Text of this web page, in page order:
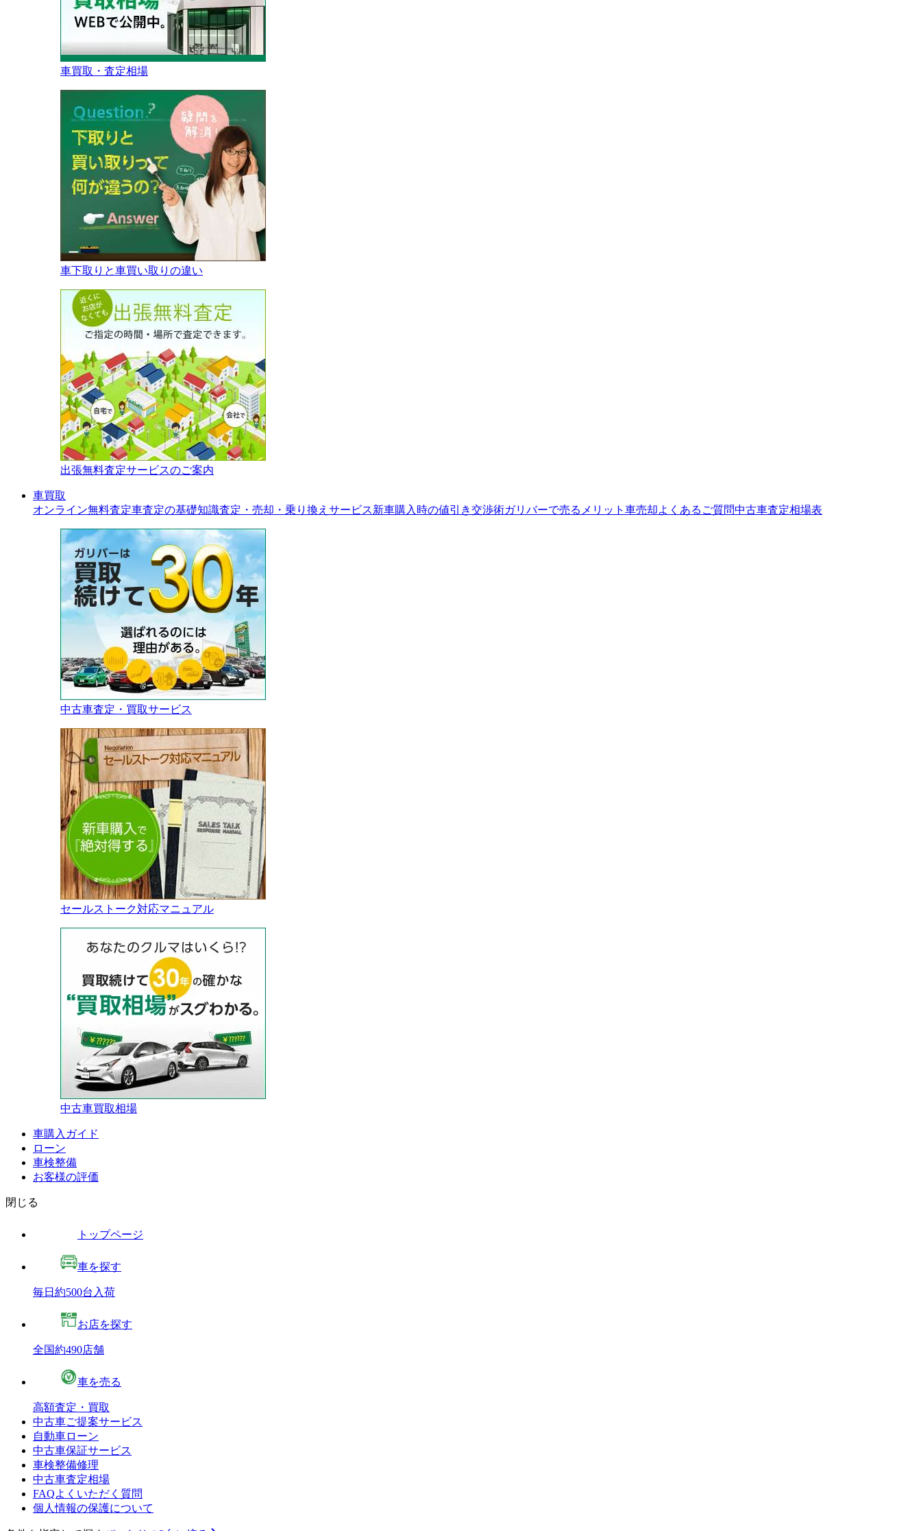
車買取・査定相場
車下取りと車買い取りの違い
出張無料査定サービスのご案内
車買取
オンライン無料査定車査定の基礎知識査定・売却・乗り換えサービス新車購入時の値引き交渉術ガリバーで売るメリット 車売却よくあるご質問中古車査定相場表
中古車査定・買取サービス
セールストーク対応マニュアル
中古車買取相場
車購入ガイド
ローン
車検整備
お客様の評価
閉じる
トップページ
車を探す
毎日約500台入荷
お店を探す
全国約490店舗
車を売る
高額査定・買取
中古車ご提案サービス
自動車ローン
中古車保証サービス
車検整備修理
中古車査定相場
FAQよくいただく質問
個人情報の保護について